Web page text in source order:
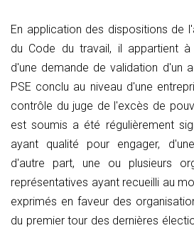
En application des dispositions de
du Code du travail, il appartient à
d'une demande de validation d'un
PSE conclu au niveau d'une
contrôle du juge de l'excès de
est soumis a été régulièrement
ayant qualité pour engager,
d'autre part, une ou plusieurs
représentatives ayant recueilli au
exprimés en faveur des
du premier tour des dernières